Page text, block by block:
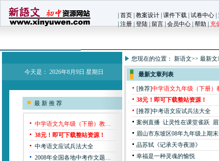
首页 教案设计 课件下载 试卷中心
注册 登陆 留言 会员中心 帮助 充
今天是： 2026年8月9日 星期日
最 新 推 荐
中学语文九年级（下册）教…
38元！即可下载整站资源！
中考语文应试兵法大全
2008年全国各地中考作文题…
您现在的位置： 新语文>> 最新文
最新文章列表
[推荐]中学语文九年级（下册
38元！即可下载整站资源！
[推荐]中考语文应试兵法大全
案例直播 让灵性在课堂雀跃
眉山市东坡区08年九年级上期
品苏轼《记承天寺夜游》
幸福是一种灵魂的愉悦